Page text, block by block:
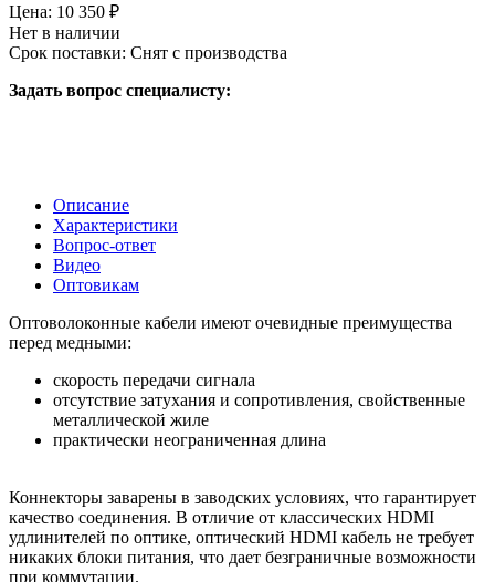
Цена: 10 350 ₽
Нет в наличии
Срок поставки: Снят с производства
Задать вопрос специалисту:
Описание
Характеристики
Вопрос-ответ
Видео
Оптовикам
Оптоволоконные кабели имеют очевидные преимущества
перед медными:
скорость передачи сигнала
отсутствие затухания и сопротивления, свойственные
металлической жиле
практически неограниченная длина
Коннекторы заварены в заводских условиях, что гарантирует
качество соединения. В отличие от классических HDMI
удлинителей по оптике, оптический HDMI кабель не требует
никаких блоки питания, что дает безграничные возможности
при коммутации.